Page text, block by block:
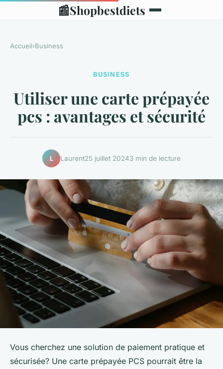
📰Shopbestdiets
Accueil›Business
BUSINESS
Utiliser une carte prépayée
pcs : avantages et sécurité
L Laurent25 juillet 20243 min de lecture
Vous cherchez une solution de paiement pratique et
sécurisée? Une carte prépayée PCS pourrait être la